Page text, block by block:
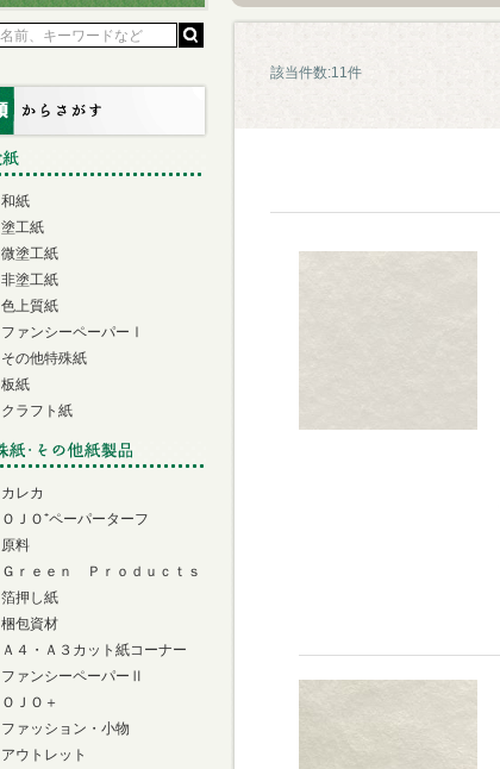
該当件数:11件
和紙
塗工紙
微塗工紙
非塗工紙
色上質紙
ファンシーペーパーⅠ
その他特殊紙
板紙
クラフト紙
カレカ
ＯＪＯ⁺ペーパーターフ
原料
Ｇｒｅｅｎ Ｐｒｏｄｕｃｔｓ
箔押し紙
梱包資材
Ａ４・Ａ３カット紙コーナー
ファンシーペーパーⅡ
ＯＪＯ＋
ファッション・小物
アウトレット